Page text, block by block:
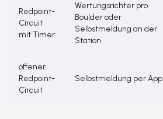
Redpoint-
Circuit
mit Timer
Wertungsrichter pro
Boulder oder
Selbstmeldung an der
Station
offener
Redpoint-
Circuit
Selbstmeldung per App